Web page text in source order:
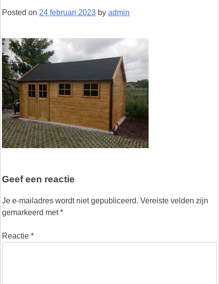
Posted on 24 februari 2023 by admin
Geef een reactie
Je e-mailadres wordt niet gepubliceerd. Vereiste velden zijn
gemarkeerd met*
Reactie *